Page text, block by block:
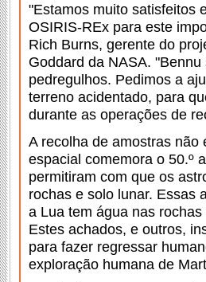
"Estamos muito satisfeitos
OSIRIS-REx para este
Rich Burns, gerente do
Goddard da NASA.
pedregulhos. Pedimos a
terreno acidentado, para
durante as operações de
A recolha de amostras não
espacial comemora o 50.º
permitiram com que os
rochas e solo lunar. Essas
a Lua tem água nas
Estes achados, e outros,
para fazer regressar
exploração humana de